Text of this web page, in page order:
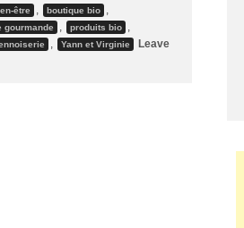
être , boutique bio ,
gourmande , produits bio ,
, Yann et Virginie
Leave